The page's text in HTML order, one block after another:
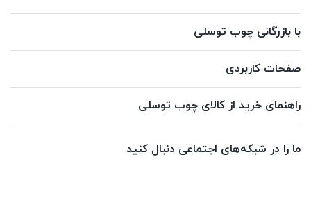
با بازرگانی چوب توسلی
صفحات کاربردی
راهنمای خرید از کالای چوب توسلی
ما را در شبکه‌های اجتماعی دنبال کنید